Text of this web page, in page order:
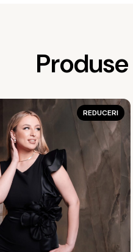
REDUCERI